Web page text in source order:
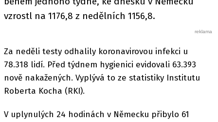
vzrostl na 1176,8 z nedělních 1156,8.
Za neděli testy odhalily koronavirovou infekci u
78.318 lidí. Před týdnem hygienici evidovali 63.393
nově nakažených. Vyplývá to ze statistiky Institutu
Roberta Kocha (RKI).
V uplynulých 24 hodinách v Německu přibylo 61